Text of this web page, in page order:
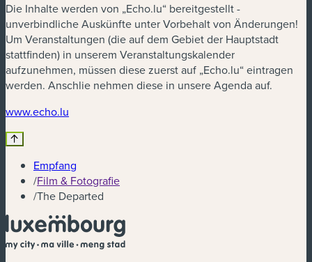
Die Inhalte werden von „Echo.lu“ bereitgestellt -
unverbindliche Auskünfte unter Vorbehalt von Änderungen!
Um Veranstaltungen (die auf dem Gebiet der Hauptstadt
stattfinden) in unserem Veranstaltungskalender
aufzunehmen, müssen diese zuerst auf „Echo.lu“ eintragen
werden. Anschlie nehmen diese in unsere Agenda auf.
www.echo.lu
Empfang
/Film & Fotografie
/The Departed